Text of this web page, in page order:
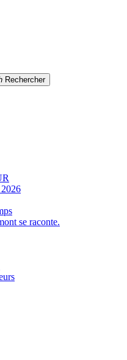
Rechercher
se raconte.